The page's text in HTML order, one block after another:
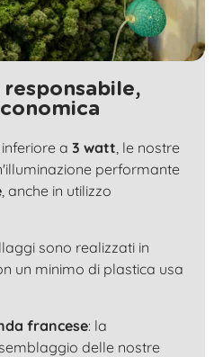
a 3 watt, le nostre
performante
, anche in utilizzo
sono realizzati in
un minimo di plastica usa
francese: la
delle nostre